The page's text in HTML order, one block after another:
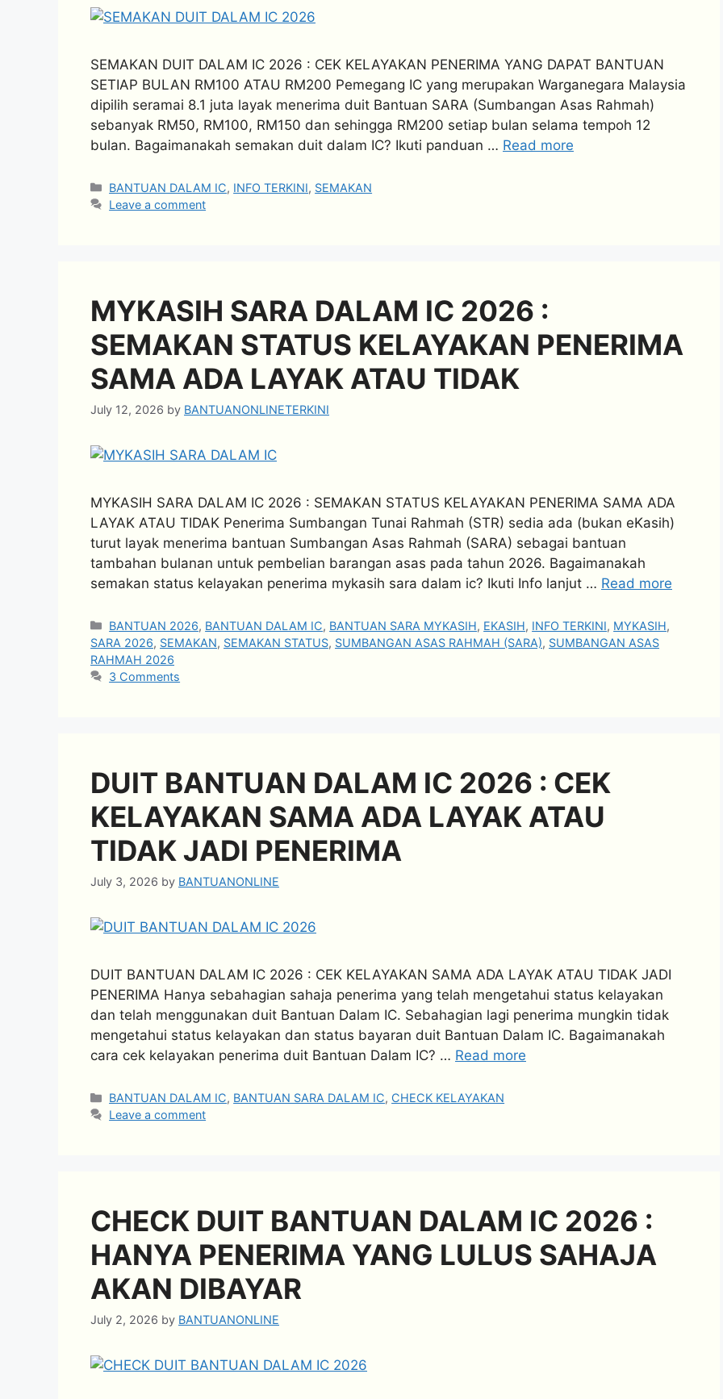
SEMAKAN DUIT DALAM IC 2026 : CEK KELAYAKAN PENERIMA YANG DAPAT BANTUAN
SETIAP BULAN RM100 ATAU RM200 Pemegang IC yang merupakan Warganegara Malaysia
dipilih seramai 8.1 juta layak menerima duit Bantuan SARA (Sumbangan Asas Rahmah)
sebanyak RM50, RM100, RM150 dan sehingga RM200 setiap bulan selama tempoh 12
bulan. Bagaimanakah semakan duit dalam IC? Ikuti panduan … Read more
Categories
BANTUAN DALAM IC, INFO TERKINI, SEMAKAN
Leave a comment
MYKASIH SARA DALAM IC 2026 :
SEMAKAN STATUS KELAYAKAN PENERIMA
SAMA ADA LAYAK ATAU TIDAK
July 12, 2026 by BANTUANONLINETERKINI
MYKASIH SARA DALAM IC 2026 : SEMAKAN STATUS KELAYAKAN PENERIMA SAMA ADA
LAYAK ATAU TIDAK Penerima Sumbangan Tunai Rahmah (STR) sedia ada (bukan eKasih)
turut layak menerima bantuan Sumbangan Asas Rahmah (SARA) sebagai bantuan
tambahan bulanan untuk pembelian barangan asas pada tahun 2026. Bagaimanakah
semakan status kelayakan penerima mykasih sara dalam ic? Ikuti Info lanjut … Read more
Categories
BANTUAN 2026, BANTUAN DALAM IC, BANTUAN SARA MYKASIH, EKASIH, INFO TERKINI, MYKASIH,
SARA 2026, SEMAKAN, SEMAKAN STATUS, SUMBANGAN ASAS RAHMAH (SARA), SUMBANGAN ASAS
RAHMAH 2026
3 Comments
DUIT BANTUAN DALAM IC 2026 : CEK
KELAYAKAN SAMA ADA LAYAK ATAU
TIDAK JADI PENERIMA
July 3, 2026 by BANTUANONLINE
DUIT BANTUAN DALAM IC 2026 : CEK KELAYAKAN SAMA ADA LAYAK ATAU TIDAK JADI
PENERIMA Hanya sebahagian sahaja penerima yang telah mengetahui status kelayakan
dan telah menggunakan duit Bantuan Dalam IC. Sebahagian lagi penerima mungkin tidak
mengetahui status kelayakan dan status bayaran duit Bantuan Dalam IC. Bagaimanakah
cara cek kelayakan penerima duit Bantuan Dalam IC? … Read more
Categories
BANTUAN DALAM IC, BANTUAN SARA DALAM IC, CHECK KELAYAKAN
Leave a comment
CHECK DUIT BANTUAN DALAM IC 2026 :
HANYA PENERIMA YANG LULUS SAHAJA
AKAN DIBAYAR
July 2, 2026 by BANTUANONLINE